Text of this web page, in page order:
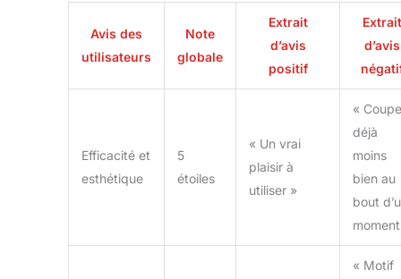
l'efficacité de
couper. Veuillez
noter que cette
Couteaux de
Cuisine
Multifonctionnel:
C'est le choix idéal
Avis des
utilisateurs
Note
globale
Extrait
d’avis
positif
Extrait
d’avis
Efficacité et
esthétique
5
étoiles
« Un vrai
plaisir à
utiliser »
« Coupe
déjà
moins
bien au
bout
« Motif